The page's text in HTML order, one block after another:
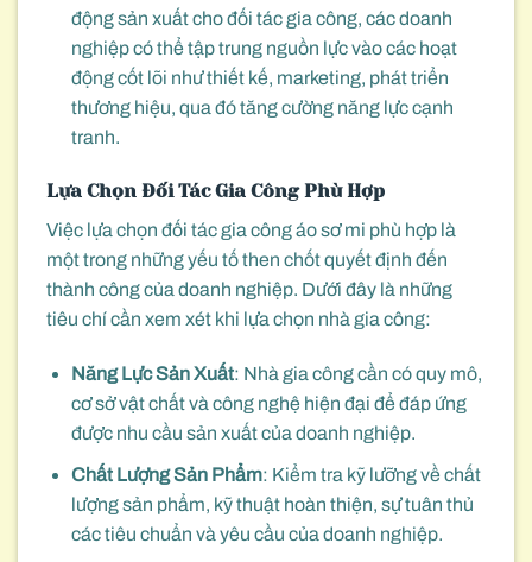
động sản xuất cho đối tác gia công, các doanh
nghiệp có thể tập trung nguồn lực vào các hoạt
động cốt lõi như thiết kế, marketing, phát triển
thương hiệu, qua đó tăng cường năng lực cạnh
tranh.
Lựa Chọn Đối Tác Gia Công Phù Hợp
Việc lựa chọn đối tác gia công áo sơ mi phù hợp là
một trong những yếu tố then chốt quyết định đến
thành công của doanh nghiệp. Dưới đây là những
tiêu chí cần xem xét khi lựa chọn nhà gia công:
Năng Lực Sản Xuất: Nhà gia công cần có quy mô,
cơ sở vật chất và công nghệ hiện đại để đáp ứng
được nhu cầu sản xuất của doanh nghiệp.
Chất Lượng Sản Phẩm: Kiểm tra kỹ lưỡng về chất
lượng sản phẩm, kỹ thuật hoàn thiện, sự tuân thủ
các tiêu chuẩn và yêu cầu của doanh nghiệp.